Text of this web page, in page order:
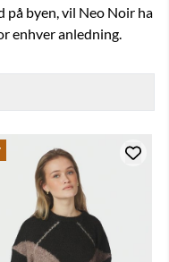
på byen, vil Neo Noir ha
enhver anledning.